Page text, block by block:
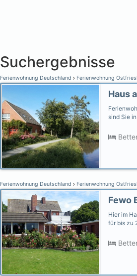
Suchergebnisse
Ferienwohnung Deutschland Ferienwohnung
sind Sie
Ferienwohnung Deutschland Ferienwohnung
Fewo
Hier im
für bis zu